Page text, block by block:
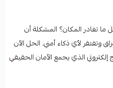
تغادر المكان؟ المشكلة أن
وتفتقر لأي ذكاء أمني. الحل الآن
الذي يجمع الأمان الحقيقي